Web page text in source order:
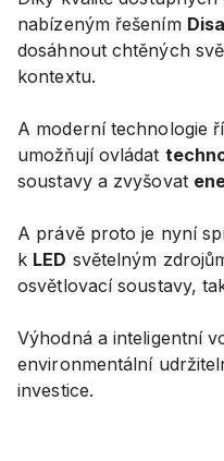
nabízeným řešením
dosáhnout chtěných
kontextu.
A moderní technologie
umožňují ovládat
soustavy a zvyšovat
A právě proto je nyní
k LED světelným
osvětlovací soustavy,
Výhodná a inteligentní
environmentální
investice.